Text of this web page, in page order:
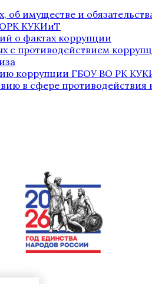
об имуществе и
КУКИиТ
о фактах коррупции
с противодействием
коррупции ГБОУ ВО РК
в сфере